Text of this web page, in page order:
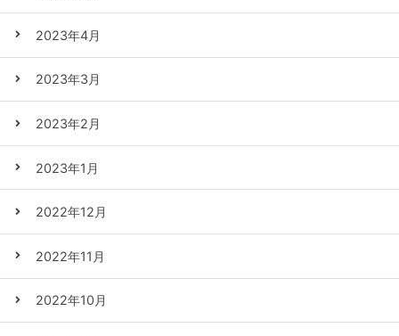
2023年4月
2023年3月
2023年2月
2023年1月
2022年12月
2022年11月
2022年10月